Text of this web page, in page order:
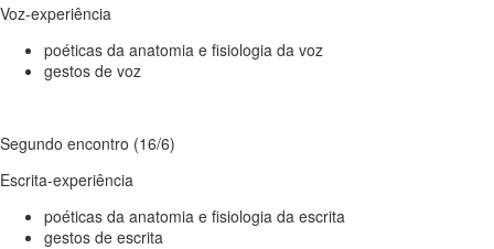
Voz-experiência
poéticas da anatomia e fisiologia da voz
gestos de voz
Segundo encontro (16/6)
Escrita-experiência
poéticas da anatomia e fisiologia da escrita
gestos de escrita